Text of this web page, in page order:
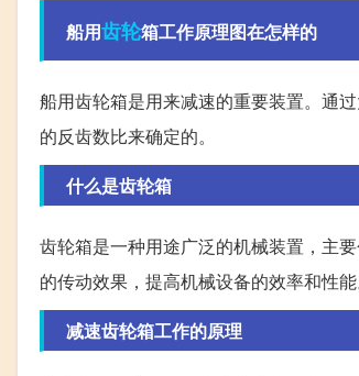
船用齿轮箱工作原理图在怎样的
船用齿轮箱是用来减速的重要装置。通
的反齿数比来确定的。
什么是齿轮箱
齿轮箱是一种用途广泛的机械装置，主
的传动效果，提高机械设备的效率和性能
减速齿轮箱工作的原理